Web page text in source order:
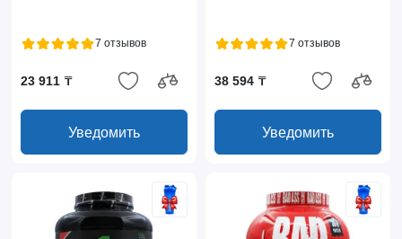
7 отзывов
23 911 ₸
Уведомить
7 отзывов
38 594 ₸
Уведомить